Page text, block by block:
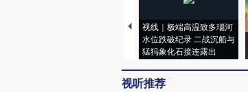
视线｜极端高温致多瑙河
水位跌破纪录 二战沉船与
猛犸象化石接连露出
视听推荐